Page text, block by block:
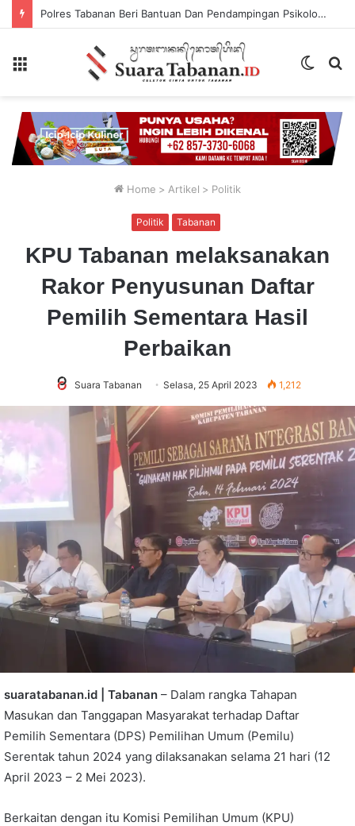
Polres Tabanan Beri Bantuan Dan Pendampingan Psikologis
Switch
Home > Artikel > Politik
Politik Tabanan
KPU Tabanan melaksanakan
Rakor Penyusunan Daftar
Pemilih Sementara Hasil
Perbaikan
Suara Tabanan Selasa, 25 April 2023 1,212
suaratabanan.id | Tabanan – Dalam rangka Tahapan
Masukan dan Tanggapan Masyarakat terhadap Daftar
Pemilih Sementara (DPS) Pemilihan Umum (Pemilu)
Serentak tahun 2024 yang dilaksanakan selama 21 hari (12
April 2023 – 2 Mei 2023).
Berkaitan dengan itu Komisi Pemilihan Umum (KPU)